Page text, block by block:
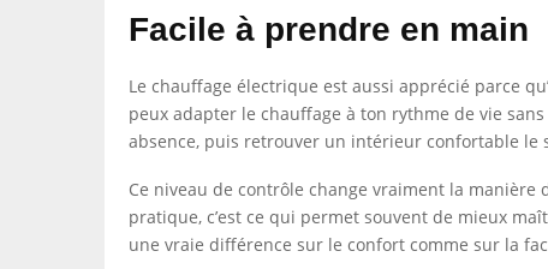
Facile à prendre en main
Le chauffage électrique est aussi apprécié parce
peux adapter le chauffage à ton rythme de vie
absence, puis retrouver un intérieur confortable le
Ce niveau de contrôle change vraiment la manière
pratique, c’est ce qui permet souvent de mieux
une vraie différence sur le confort comme sur la